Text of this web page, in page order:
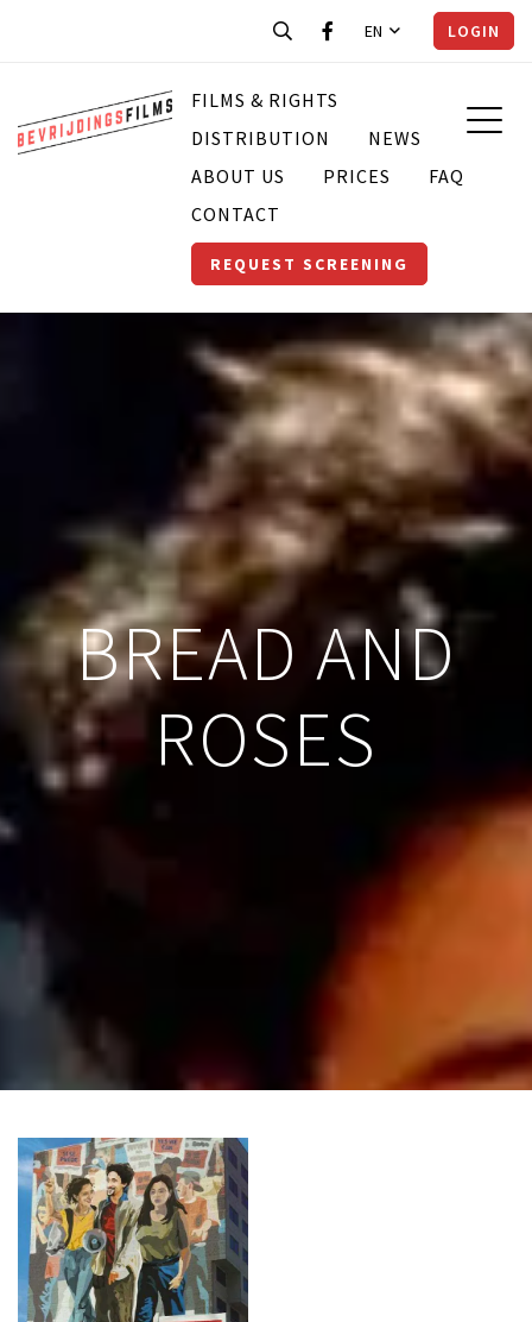
EN LOGIN
FILMS & RIGHTS
DISTRIBUTION
NEWS
ABOUT US
PRICES
FAQ
CONTACT
REQUEST SCREENING
BREAD AND
ROSES